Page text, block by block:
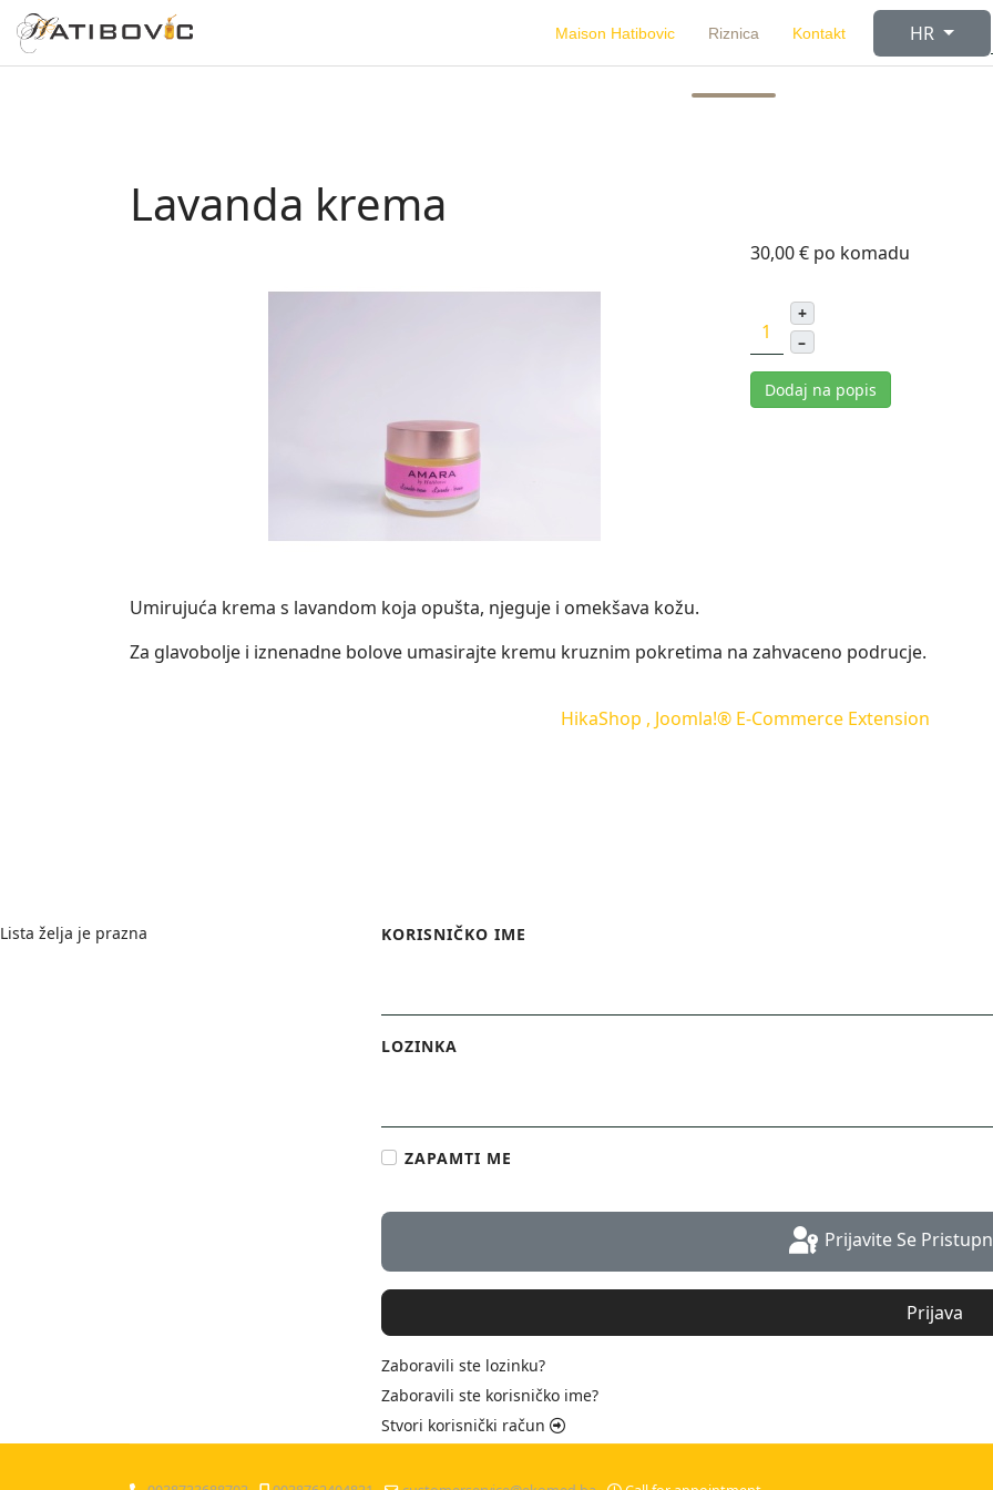
Maison Hatibovic Riznica Kontakt Odaberite svoj
HR
Lavanda krema
30,00 € po komadu
+
–
Dodaj na popis
Umirujuća krema s lavandom koja opušta, njeguje i omekšava kožu.
Za glavobolje i iznenadne bolove umasirajte kremu kruznim pokretima na zahvaceno podrucje.
HikaShop , Joomla!® E-Commerce Extension
Lista želja je prazna KORISNIČKO IME
LOZINKA
ZAPAMTI ME
Prijavite Se
Prijava
Zaboravili ste lozinku?
Zaboravili ste korisničko ime?
Stvori korisnički račun